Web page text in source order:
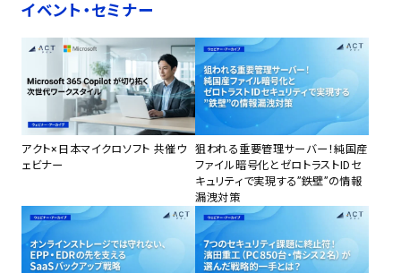
イベント・セミナー
アクト×日本マイクロソフト 共催ウ
ェビナー
狙われる重要管理サーバー！純国産
ファイル暗号化とゼロトラストIDセ
キュリティで実現する”鉄壁”の情報
漏洩対策